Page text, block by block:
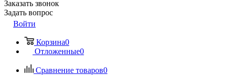
Заказать звонок
Задать вопрос
Войти
Корзина0
Отложенные0
Сравнение товаров0